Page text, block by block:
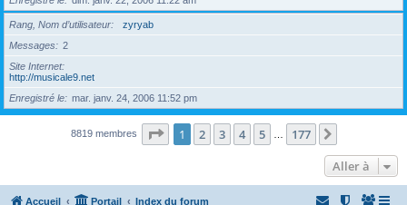
Rang, Nom d’utilisateur
zyryab
Messages
2
Site Internet
http://musicale9.net
Enregistré le
mar. janv. 24, 2006 11:52 pm
8819 membres Page 1sur177
1 2 3 4 5 177
Aller à
Accueil Portail Index du forum